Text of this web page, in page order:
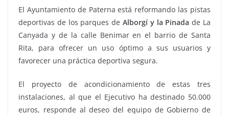
El Ayuntamiento de Paterna está reformando las pistas
deportivas de los parques de Alborgí y la Pinada de La
Canyada y de la calle Benimar en el barrio de Santa
Rita, para ofrecer un uso óptimo a sus usuarios y
favorecer una práctica deportiva segura.
El proyecto de acondicionamiento de estas tres
instalaciones, al que el Ejecutivo ha destinado 50.000
euros, responde al deseo del equipo de Gobierno de